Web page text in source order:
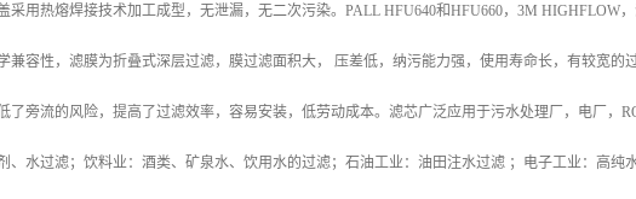
采用热熔焊接技术加工成型，无泄漏，无二次污染。PALL HFU640和HFU660，3M HIGHFLOW，
兼容性，滤膜为折叠式深层过滤，膜过滤面积大， 压差低，纳污能力强，使用寿命长，有较宽的
了旁流的风险，提高了过滤效率，容易安装，低劳动成本。滤芯广泛应用于污水处理厂，电厂，
、水过滤；饮料业：酒类、矿泉水、饮用水的过滤；石油工业：油田注水过滤 ；电子工业：高纯